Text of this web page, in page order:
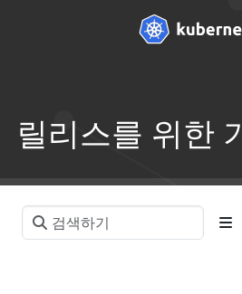
릴리스를 위한